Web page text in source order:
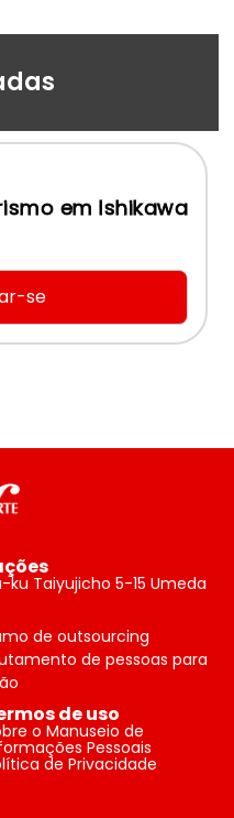
em Ishikawa
se
ku Taiyujicho 5-15 Umeda
de outsourcing
de pessoas para
de uso
o Manuseio de
Pessoais
de Privacidade